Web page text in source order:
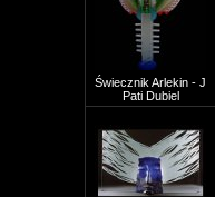
Świecznik Arlekin - J
Pati Dubiel